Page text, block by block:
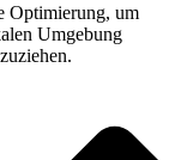
Optimierung, um
Umgebung